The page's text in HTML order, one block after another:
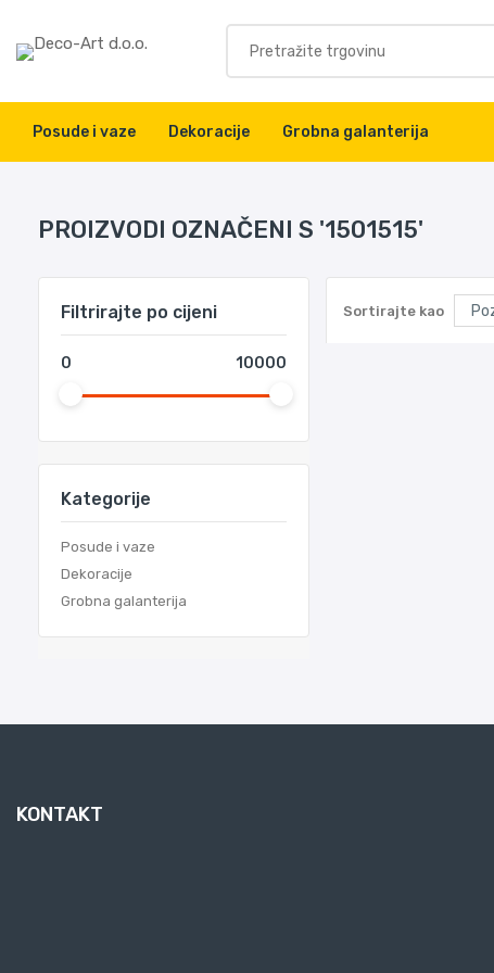
Posude i vaze Dekoracije Grobna galanterija
PROIZVODI OZNAČENI S '1501515'
Filtrirajte po cijeni
0 10000
Kategorije
Posude i vaze
Dekoracije
Grobna galanterija
Sortirajte kao
KONTAKT